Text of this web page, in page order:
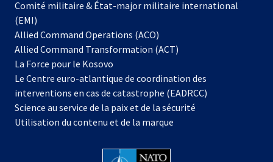
Comité militaire & État-major militaire international
(EMI)
Allied Command Operations (ACO)
dans
nouvel
onglet
Allied Command Transformation (ACT)
La Force pour le Kosovo
dans
un
nouvel
onglet
Le Centre euro-atlantique de coordination des
interventions en cas de catastrophe (EADRCC)
Science au service de la paix et de la sécurité
Utilisation du contenu et de la marque